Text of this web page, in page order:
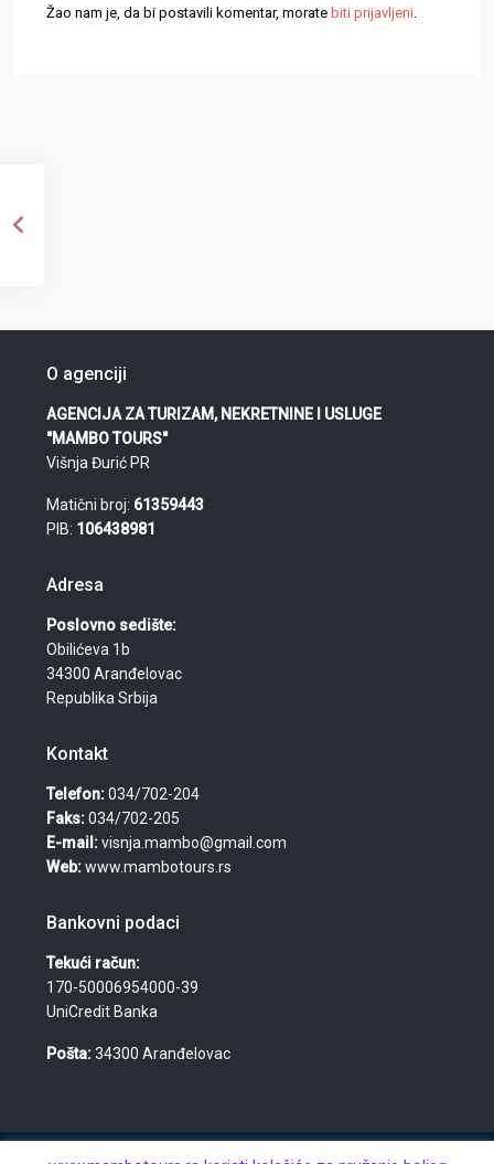
Žao nam je, da bi postavili komentar, morate biti prijavljeni.
O agenciji
AGENCIJA ZA TURIZAM, NEKRETNINE I USLUGE
"MAMBO TOURS"
Višnja Đurić PR
Matični broj: 61359443
PIB: 106438981
Adresa
Poslovno sedište:
Obilićeva 1b
34300 Aranđelovac
Republika Srbija
Kontakt
Telefon:034/702-204
Faks:034/702-205
E-mail:visnja.mambo@gmail.com
Web:www.mambotours.rs
Bankovni podaci
Tekući račun:
170-50006954000-39
UniCredit Banka
Pošta:34300 Aranđelovac